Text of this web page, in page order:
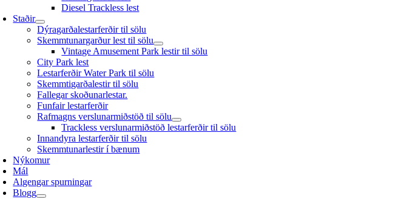
Diesel Trackless lest
Staðir
Dýragarðalestarferðir til sölu
Skemmtunargarður lest til sölu
Vintage Amusement Park lestir til sölu
City Park lest
Lestarferðir Water Park til sölu
Skemmtigarðalestir til sölu
Fallegar skoðunarlestar.
Funfair lestarferðir
Rafmagns verslunarmiðstöð til sölu
Trackless verslunarmiðstöð lestarferðir til sölu
Innandyra lestarferðir til sölu
Skemmtunarlestir í bænum
Nýkomur
Mál
Algengar spurningar
Blogg